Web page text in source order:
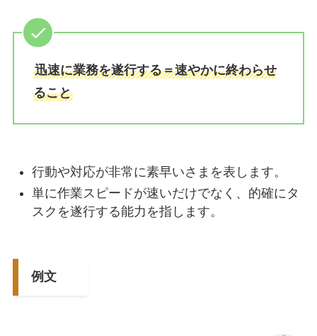
迅速に業務を遂行する＝速やかに終わらせ
ること
行動や対応が非常に素早いさまを表します。
単に作業スピードが速いだけでなく、的確にタ
スクを遂行する能力を指します。
例文